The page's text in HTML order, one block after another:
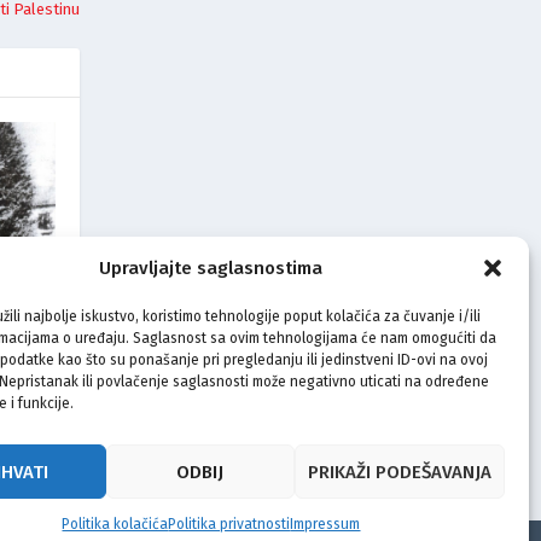
Upravljajte saglasnostima
najbolje iskustvo, koristimo tehnologije poput kolačića za čuvanje i/ili
o uređaju. Saglasnost sa ovim tehnologijama će nam omogućiti da
kao što su ponašanje pri pregledanju ili jedinstveni ID-ovi na ovoj
ili povlačenje saglasnosti može negativno uticati na određene
i funkcije.
ODBIJ PRIKAŽI PODEŠAVANJA
Politika kolačićaPolitika privatnosti Impressum
Palestinu